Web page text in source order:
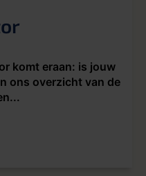
komt eraan: is jouw
ons overzicht van de